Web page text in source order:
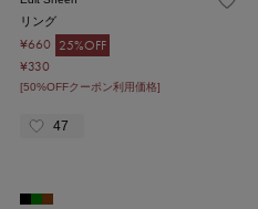
リング
¥660 25%OFF
¥330
[50%OFFクーポン利用価格]
47